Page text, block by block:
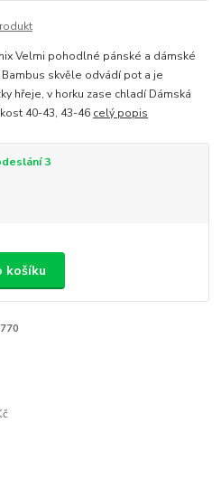
Velmi pohodlné pánské a dámské
skvěle odvádí pot a je
hřeje, v horku zase chladí Dámská
40-43, 43-46 celý popis
3
košíku